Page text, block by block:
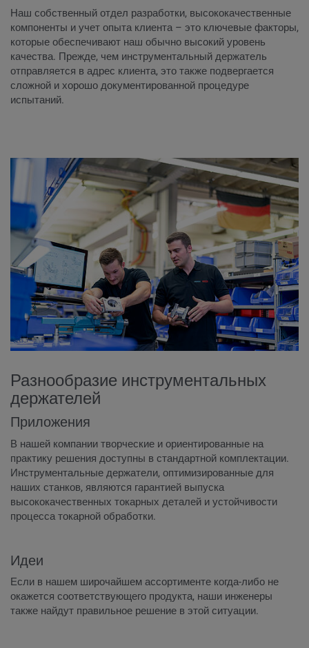
Наш собственный отдел разработки, высококачественные
компоненты и учет опыта клиента – это ключевые факторы,
которые обеспечивают наш обычно высокий уровень
качества. Прежде, чем инструментальный держатель
отправляется в адрес клиента, это также подвергается
сложной и хорошо документированной процедуре
испытаний.
Разнообразие инструментальных
держателей
Приложения
В нашей компании творческие и ориентированные на
практику решения доступны в стандартной комплектации.
Инструментальные держатели, оптимизированные для
наших станков, являются гарантией выпуска
высококачественных токарных деталей и устойчивости
процесса токарной обработки.
Идеи
Если в нашем широчайшем ассортименте когда-либо не
окажется соответствующего продукта, наши инженеры
также найдут правильное решение в этой ситуации.